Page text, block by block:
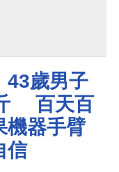
43歲男子
百天百
機器手臂
信